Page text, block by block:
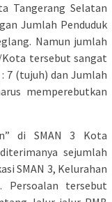
Tangerang Selatan
Jumlah Penduduk
Namun jumlah
Kota tersebut sangat
7 (tujuh) dan Jumlah
memperebutkan
di SMAN 3 Kota
sejumlah
SMAN 3, Kelurahan
Persoalan tersebut